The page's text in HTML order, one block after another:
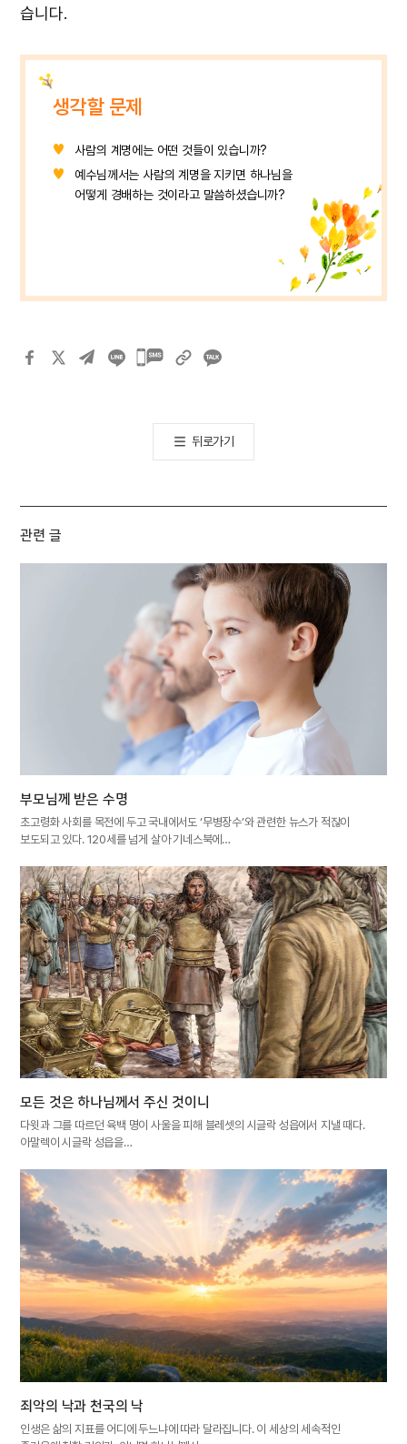
습니다.
생각할 문제
사람의 계명에는 어떤 것들이 있습니까?
예수님께서는 사람의 계명을 지키면 하나님을
어떻게 경배하는 것이라고 말씀하셨습니까?
카카오톡
뒤로가기
관련 글
부모님께 받은 수명
초고령화 사회를 목전에 두고 국내에서도 ‘무병장수’와 관련한 뉴스가 적잖이
보도되고 있다. 120세를 넘게 살아 기네스북에…
모든 것은 하나님께서 주신 것이니
다윗과 그를 따르던 육백 명이 사울을 피해 블레셋의 시글락 성읍에서 지낼 때다.
아말렉이 시글락 성읍을…
죄악의 낙과 천국의 낙
인생은 삶의 지표를 어디에 두느냐에 따라 달라집니다. 이 세상의 세속적인